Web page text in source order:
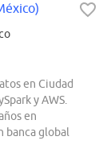
en Ciudad
y AWS.
en
banca global